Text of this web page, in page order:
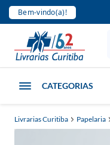
Bem-vindo(a)!
CATEGORIAS
Livrarias Curitiba Papelaria